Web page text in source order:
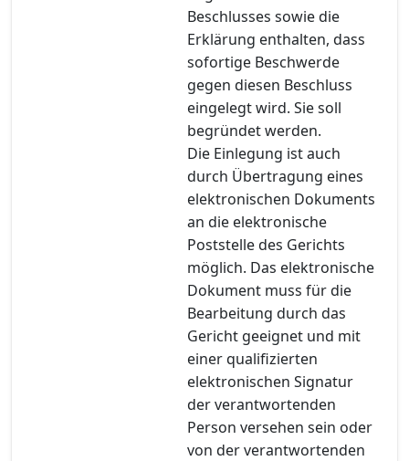
Beschlusses sowie die
Erklärung enthalten, dass
sofortige Beschwerde
gegen diesen Beschluss
eingelegt wird. Sie soll
begründet werden.
Die Einlegung ist auch
durch Übertragung eines
elektronischen Dokuments
an die elektronische
Poststelle des Gerichts
möglich. Das elektronische
Dokument muss für die
Bearbeitung durch das
Gericht geeignet und mit
einer qualifizierten
elektronischen Signatur
der verantwortenden
Person versehen sein oder
von der verantwortenden